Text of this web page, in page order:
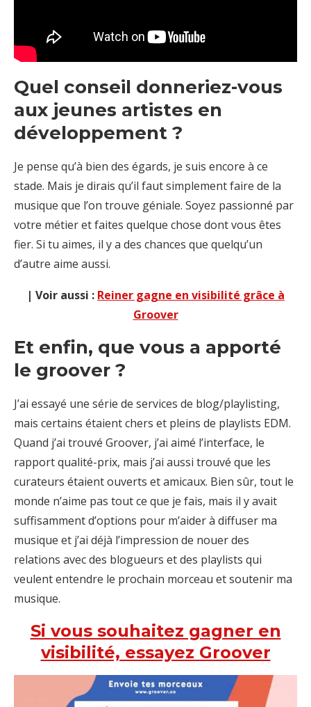
Quel conseil donneriez-vous
aux jeunes artistes en
développement ?
Je pense qu’à bien des égards, je suis encore à ce
stade. Mais je dirais qu’il faut simplement faire de la
musique que l’on trouve géniale. Soyez passionné par
votre métier et faites quelque chose dont vous êtes
fier. Si tu aimes, il y a des chances que quelqu’un
d’autre aime aussi.
| Voir aussi : Reiner gagne en visibilité grâce à
Groover
Et enfin, que vous a apporté
le groover ?
J’ai essayé une série de services de blog/playlisting,
mais certains étaient chers et pleins de playlists EDM.
Quand j’ai trouvé Groover, j’ai aimé l’interface, le
rapport qualité-prix, mais j’ai aussi trouvé que les
curateurs étaient ouverts et amicaux. Bien sûr, tout le
monde n’aime pas tout ce que je fais, mais il y avait
suffisamment d’options pour m’aider à diffuser ma
musique et j’ai déjà l’impression de nouer des
relations avec des blogueurs et des playlists qui
veulent entendre le prochain morceau et soutenir ma
musique.
Si vous souhaitez gagner en
visibilité, essayez Groover